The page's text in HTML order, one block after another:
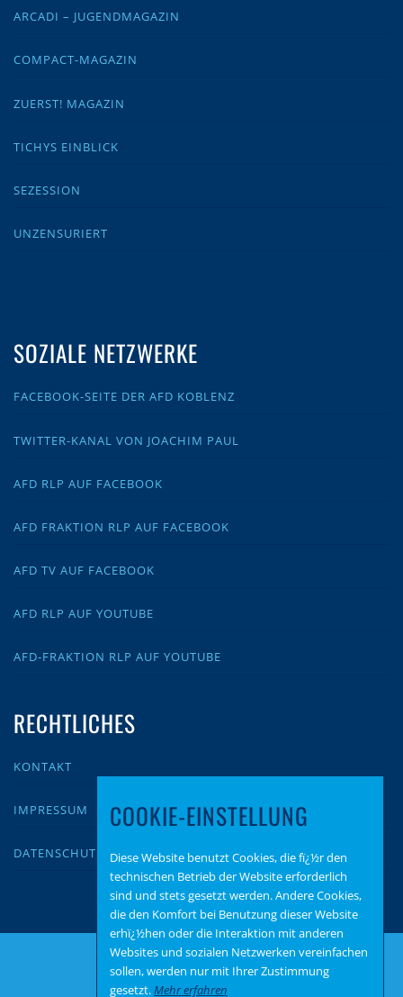
ARCADI – JUGENDMAGAZIN
COMPACT-MAGAZIN
ZUERST! MAGAZIN
TICHYS EINBLICK
SEZESSION
UNZENSURIERT
SOZIALE NETZWERKE
FACEBOOK-SEITE DER AFD KOBLENZ
TWITTER-KANAL VON JOACHIM PAUL
AFD RLP AUF FACEBOOK
AFD FRAKTION RLP AUF FACEBOOK
AFD TV AUF FACEBOOK
AFD RLP AUF YOUTUBE
AFD-FRAKTION RLP AUF YOUTUBE
RECHTLICHES
KONTAKT
IMPRESSUM
DATENSCHUTZ
COOKIE-EINSTELLUNG
Diese Website benutzt Cookies, die fï¿½r den
technischen Betrieb der Website erforderlich
sind und stets gesetzt werden. Andere Cookies,
die den Komfort bei Benutzung dieser Website
erhï¿½hen oder die Interaktion mit anderen
Websites und sozialen Netzwerken vereinfachen
sollen, werden nur mit Ihrer Zustimmung
gesetzt.Mehr erfahren